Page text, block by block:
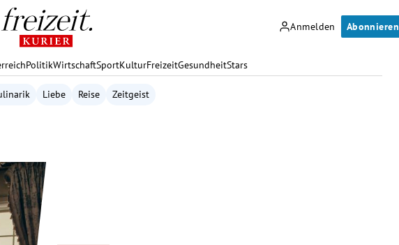
Anmelden Abonnieren
PolitikWirtschaftSportKulturFreizeitGesundheitStars
Liebe Reise Zeitgeist